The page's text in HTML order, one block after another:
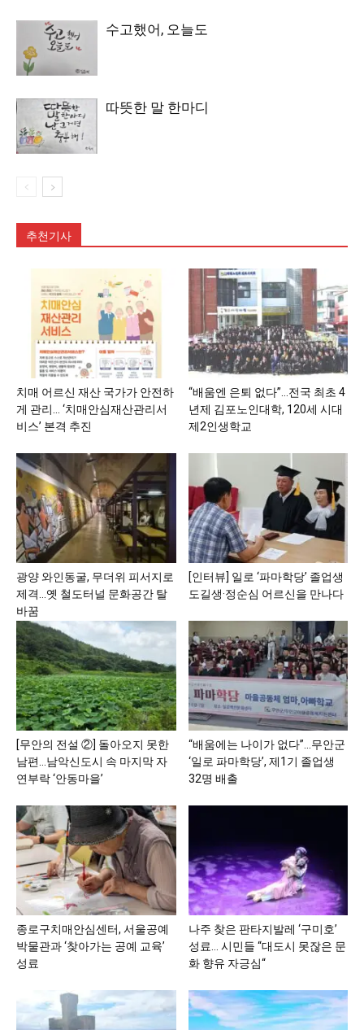
수고했어, 오늘도
따뜻한 말 한마디
추천기사
치매 어르신 재산 국가가 안전하
게 관리… ‘치매안심재산관리서
비스’ 본격 추진
“배움엔 은퇴 없다”…전국 최초 4
년제 김포노인대학, 120세 시대
제2인생학교
광양 와인동굴, 무더위 피서지로
제격…옛 철도터널 문화공간 탈
바꿈
[인터뷰] 일로 ‘파마학당’ 졸업생
도길생·정순심 어르신을 만나다
[무안의 전설 ②] 돌아오지 못한
남편…남악신도시 속 마지막 자
연부락 ‘안동마을’
“배움에는 나이가 없다”…무안군
‘일로 파마학당’, 제1기 졸업생
32명 배출
종로구치매안심센터, 서울공예
박물관과 ‘찾아가는 공예 교육’
성료
나주 찾은 판타지발레 ‘구미호’
성료… 시민들 “대도시 못잖은 문
화 향유 자긍심“